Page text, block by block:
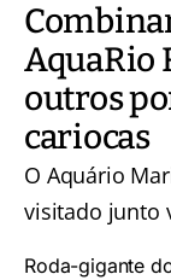
AquaRio
outros
cariocas
O Aquário
visitado junto
Roda-gigante